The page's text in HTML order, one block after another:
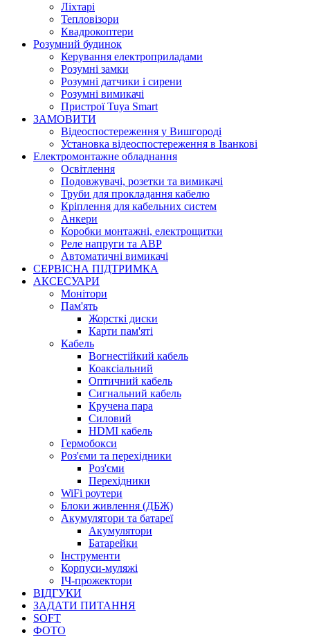
Ліхтарі
Тепловізори
Квадрокоптери
Розумний будинок
Керування електроприладами
Розумні замки
Розумні датчики і сирени
Розумні вимикачі
Пристрої Tuya Smart
ЗАМОВИТИ
Відеоспостереження у Вишгороді
Установка відеоспостереження в Іванкові
Електромонтажне обладнання
Освітлення
Подовжувачі, розетки та вимикачі
Труби для прокладання кабелю
Кріплення для кабельних систем
Анкери
Коробки монтажні, електрощитки
Реле напруги та АВР
Автоматичні вимикачі
СЕРВІСНА ПІДТРИМКА
АКСЕСУАРИ
Монітори
Пам'ять
Жорсткі диски
Карти пам'яті
Кабель
Вогнестійкий кабель
Коаксіальний
Оптичний кабель
Сигнальний кабель
Кручена пара
Силовий
HDMI кабель
Гермобокси
Роз'єми та перехідники
Роз'єми
Перехідники
WiFi роутери
Блоки живлення (ДБЖ)
Акумулятори та батареї
Акумулятори
Батарейки
Інструменти
Корпуси-муляжі
ІЧ-прожектори
ВІДГУКИ
ЗАДАТИ ПИТАННЯ
SOFT
ФОТО